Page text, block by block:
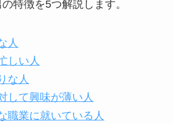
特徴を5つ解説します。
人
しい人
な人
して興味が薄い人
職業に就いている人